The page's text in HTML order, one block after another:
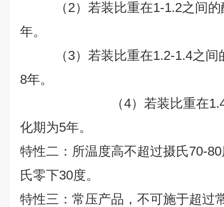
（2）若装比重在1-1.2之间的
年。
（3）若装比重在1.2-1.4之间
8年。
（4）若装比重在1.4以
化期为5年。
特性二：所温度高不超过摄氏70-
氏零下30度。
特性三：常压产品，不可施于超过